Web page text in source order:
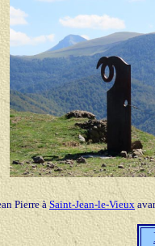
Pierre àSaint-Jean-le-Vieux